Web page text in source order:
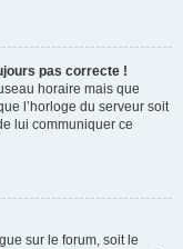
pas correcte !
horaire mais que
l’horloge du serveur soit
lui communiquer ce
sur le forum, soit le